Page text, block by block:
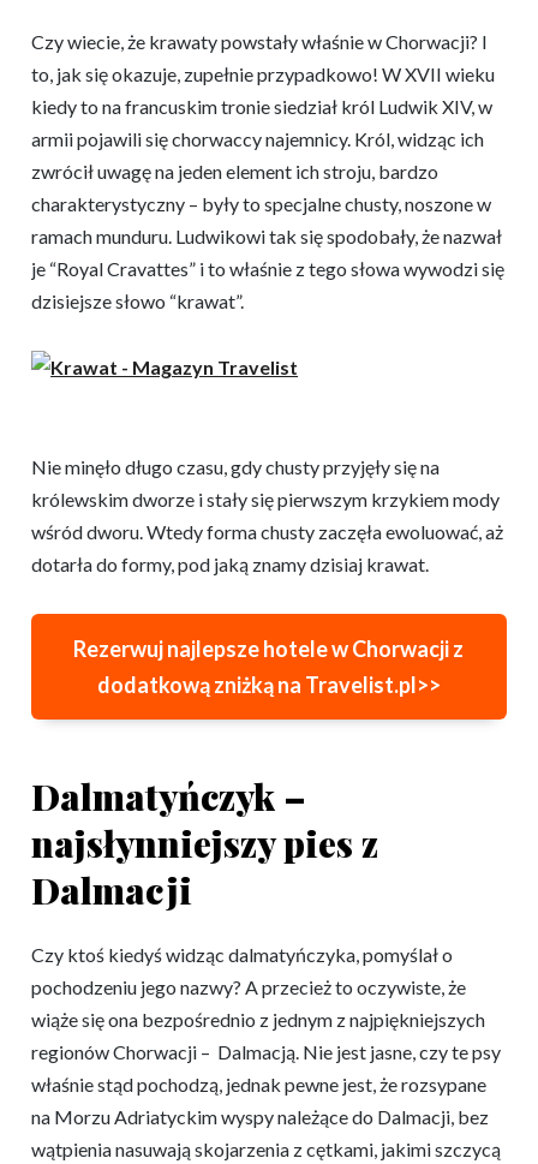
Czy wiecie, że krawaty powstały właśnie w Chorwacji? I
to, jak się okazuje, zupełnie przypadkowo! W XVII wieku
kiedy to na francuskim tronie siedział król Ludwik XIV, w
armii pojawili się chorwaccy najemnicy. Król, widząc ich
zwrócił uwagę na jeden element ich stroju, bardzo
charakterystyczny – były to specjalne chusty, noszone w
ramach munduru. Ludwikowi tak się spodobały, że nazwał
je “Royal Cravattes” i to właśnie z tego słowa wywodzi się
dzisiejsze słowo “krawat”.
Nie minęło długo czasu, gdy chusty przyjęły się na
królewskim dworze i stały się pierwszym krzykiem mody
wśród dworu. Wtedy forma chusty zaczęła ewoluować, aż
dotarła do formy, pod jaką znamy dzisiaj krawat.
Rezerwuj najlepsze hotele w Chorwacji z
dodatkową zniżką na Travelist.pl>>
Dalmatyńczyk –
najsłynniejszy pies z
Dalmacji
Czy ktoś kiedyś widząc dalmatyńczyka, pomyślał o
pochodzeniu jego nazwy? A przecież to oczywiste, że
wiąże się ona bezpośrednio z jednym z najpiękniejszych
regionów Chorwacji – Dalmacją. Nie jest jasne, czy te psy
właśnie stąd pochodzą, jednak pewne jest, że rozsypane
na Morzu Adriatyckim wyspy należące do Dalmacji, bez
wątpienia nasuwają skojarzenia z cętkami, jakimi szczycą